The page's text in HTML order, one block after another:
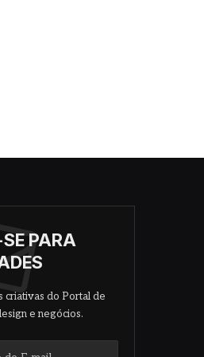
PARA
criativas do Portal de
e negócios.